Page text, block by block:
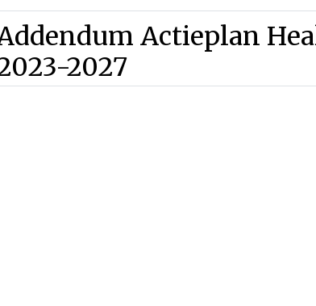
Actieplan
2027